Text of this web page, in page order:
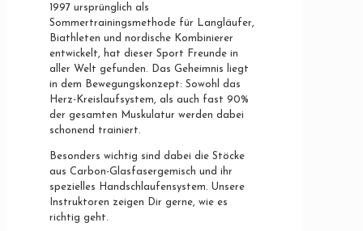
1997 ursprünglich als
Sommertrainingsmethode für Langläufer,
Biathleten und nordische Kombinierer
entwickelt, hat dieser Sport Freunde in
aller Welt gefunden. Das Geheimnis liegt
in dem Bewegungskonzept: Sowohl das
Herz-Kreislaufsystem, als auch fast 90%
der gesamten Muskulatur werden dabei
schonend trainiert.
Besonders wichtig sind dabei die Stöcke
aus Carbon-Glasfasergemisch und ihr
spezielles Handschlaufensystem. Unsere
Instruktoren zeigen Dir gerne, wie es
richtig geht.